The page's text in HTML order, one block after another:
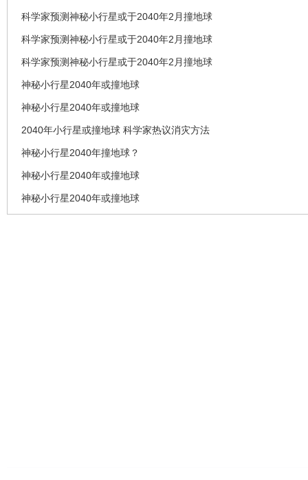
科学家预测神秘小行星或于2040年2月撞地球
科学家预测神秘小行星或于2040年2月撞地球
科学家预测神秘小行星或于2040年2月撞地球
神秘小行星2040年或撞地球
神秘小行星2040年或撞地球
2040年小行星或撞地球 科学家热议消灾方法
神秘小行星2040年撞地球？
神秘小行星2040年或撞地球
神秘小行星2040年或撞地球